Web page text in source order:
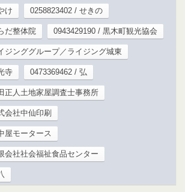
け 0258823402 / せきの
だ整体院 0943429190 / 黒木町観光協会
ジンググループ／ライジング城東
寺 0473369462 / 弘
正人土地家屋調査士事務所
会社中仙印刷
屋モータース
会社社会福祉食品センター